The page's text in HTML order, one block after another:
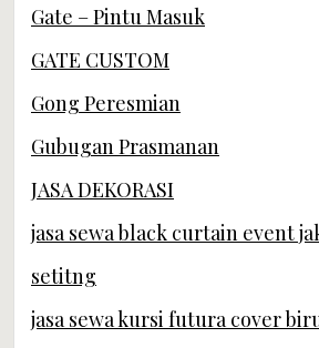
Gate – Pintu Masuk
GATE CUSTOM
Gong Peresmian
Gubugan Prasmanan
JASA DEKORASI
jasa sewa black curtain event
setitng
jasa sewa kursi futura cover